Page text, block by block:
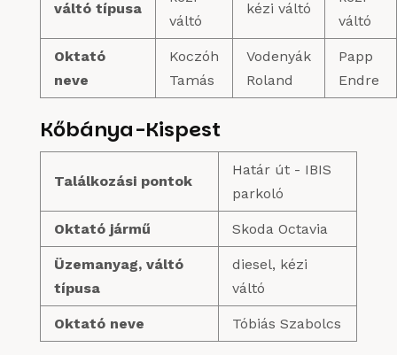
váltó típusa
váltó
kézi váltó
váltó
Oktató
neve
Koczóh
Tamás
Vodenyák
Roland
Papp
Endre
Kőbánya-Kispest
Találkozási pontok
Határ út - IBIS
parkoló
Oktató jármű Skoda Octavia
Üzemanyag, váltó
típusa
diesel, kézi
váltó
Oktató neve Tóbiás Szabolcs